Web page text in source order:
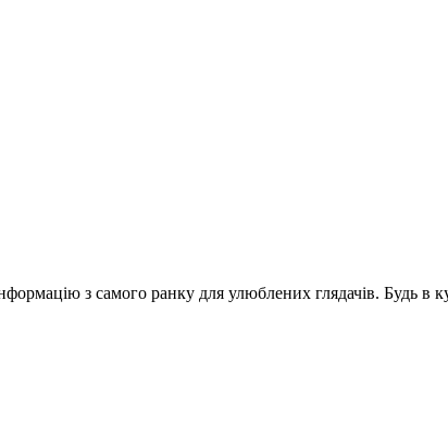
з самого ранку для улюблених глядачів. Будь в